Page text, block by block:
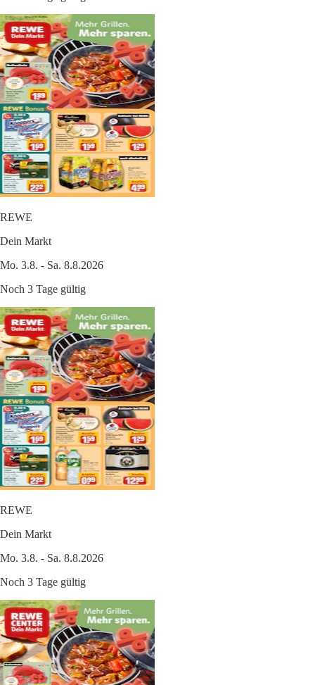
REWE
Dein Markt
Mo. 3.8. - Sa. 8.8.2026
Noch 3 Tage gültig
REWE
Dein Markt
Mo. 3.8. - Sa. 8.8.2026
Noch 3 Tage gültig